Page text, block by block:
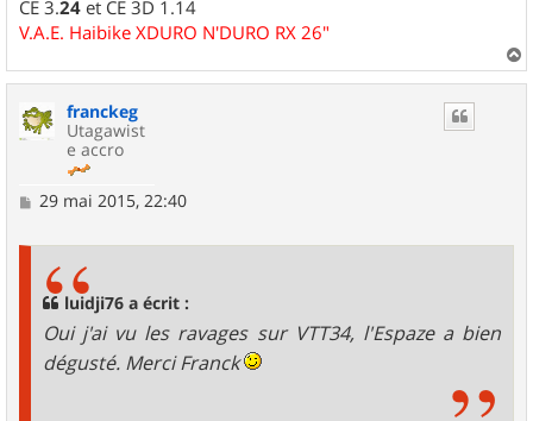
CE 3.24 et CE 3D 1.14
V.A.E. Haibike XDURO N'DURO RX 26"
a
franckeg
Utagawist
e accro
M
29 mai 2015, 22:40
luidji76 a écrit :
Oui j'ai vu les ravages sur VTT34, l'Espaze a bien
dégusté. Merci Franck